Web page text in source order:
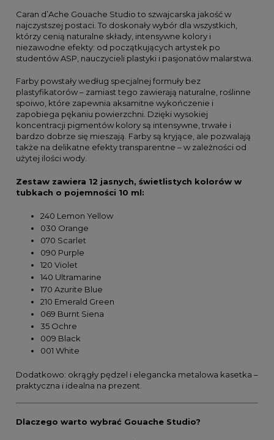
Caran d’Ache Gouache Studio to szwajcarska jakość w
najczystszej postaci. To doskonały wybór dla wszystkich,
którzy cenią naturalne składy, intensywne kolory i
niezawodne efekty: od początkujących artystek po
studentów ASP, nauczycieli plastyki i pasjonatów malarstwa.
Farby powstały według specjalnej formuły bez
plastyfikatorów – zamiast tego zawierają naturalne, roślinne
spoiwo, które zapewnia aksamitne wykończenie i
zapobiega pękaniu powierzchni. Dzięki wysokiej
koncentracji pigmentów kolory są intensywne, trwałe i
bardzo dobrze się mieszają. Farby są kryjące, ale pozwalają
także na delikatne efekty transparentne – w zależności od
użytej ilości wody.
Zestaw zawiera 12 jasnych, świetlistych kolorów w
tubkach o pojemności 10 ml:
240 Lemon Yellow
030 Orange
070 Scarlet
090 Purple
120 Violet
140 Ultramarine
170 Azurite Blue
210 Emerald Green
069 Burnt Siena
35 Ochre
009 Black
001 White
Dodatkowo: okrągły pędzel i elegancka metalowa kasetka –
praktyczna i idealna na prezent.
Dlaczego warto wybrać Gouache Studio?